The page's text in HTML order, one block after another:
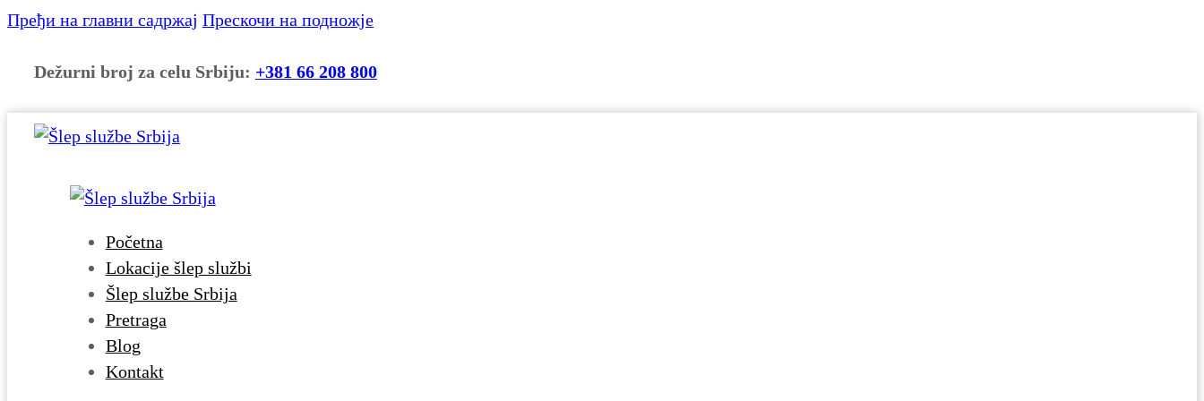
Пређи на главни садржај Прескочи на подножје
Dežurni broj za celu Srbiju: +381 66 208 800
Početna
Lokacije šlep službi
Šlep službe Srbija
Pretraga
Blog
Kontakt